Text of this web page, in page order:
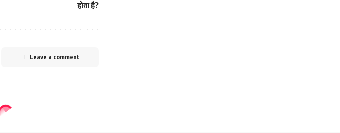
होता है?
Leave a comment